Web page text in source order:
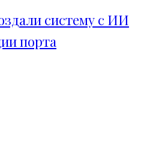
систему с ИИ
порта